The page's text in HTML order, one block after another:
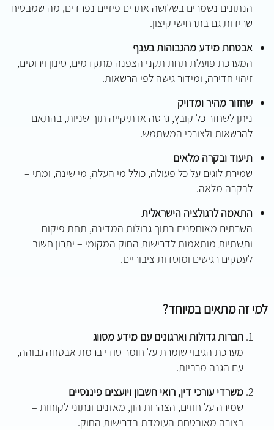
הנתונים נשמרים בשלושה אתרים פיזיים נפרדים, מה שמבטיח
שרידות גם בתרחישי קיצון.
אבטחת מידע מהגבוהות בענף
המערכת פועלת תחת תקני הצפנה מתקדמים, סינון וירוסים,
זיהוי חדירה, ומידור גישה לפי הרשאות.
שחזור מהיר ומדויק
ניתן לשחזר כל קובץ, גרסה או תיקייה תוך שניות, בהתאם
להרשאות ולצורכי המשתמש.
תיעוד ובקרה מלאים
שמירת לוגים על כל פעולה, כולל מי העלה, מי שינה, ומתי –
לבקרה מלאה.
התאמה לרגולציה הישראלית
השרתים מאוחסנים בתוך גבולות המדינה, תחת פיקוח
ותשתיות מותאמות לדרישות החוק המקומי – יתרון חשוב
לעסקים רגישים ומוסדות ציבוריים.
למי זה מתאים במיוחד?
חברות גדולות וארגונים עם מידע מסווג
מערכת הגיבוי שומרת על חומר סודי ברמת אבטחה גבוהה,
עם הגנה מרביות.
משרדי עורכי דין, רואי חשבון ויועצים פיננסיים
שמירה על חוזים, הצהרות הון, מאזנים ונתוני לקוחות –
בצורה מאובטחת העומדת בדרישות החוק.